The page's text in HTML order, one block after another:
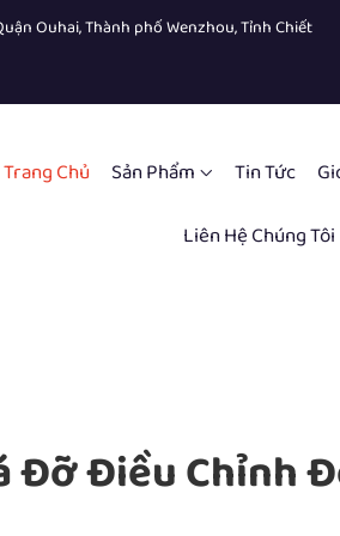
Ouhai, Thành phố Wenzhou, Tỉnh Chiết
Trang Chủ Sản Phẩm Tin Tức
Liên Hệ Chúng Tôi
Đỡ Điều Chỉnh